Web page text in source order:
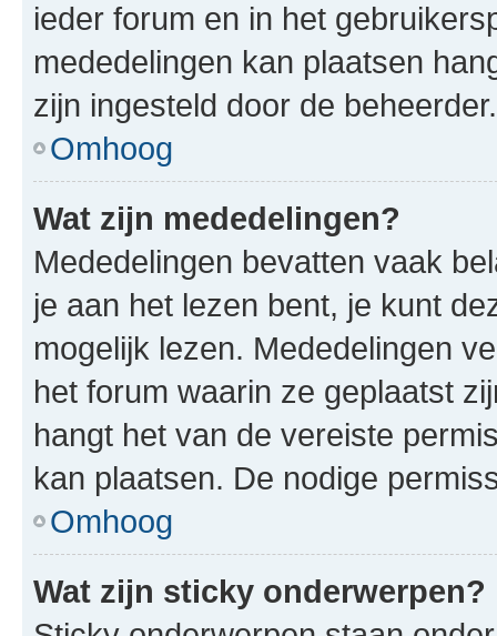
ieder forum en in het
mededelingen kan plaatsen
zijn ingesteld door de beheerder.
Omhoog
Wat zijn mededelingen?
Mededelingen bevatten vaak
je aan het lezen bent, je kunt
mogelijk lezen. Mededelingen
het forum waarin ze geplaatst
hangt het van de vereiste
kan plaatsen. De nodige
Omhoog
Wat zijn sticky onderwerpen?